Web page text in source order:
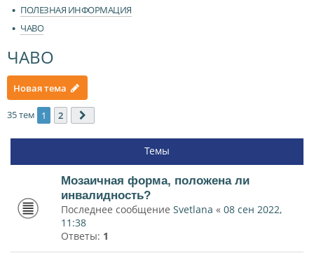
ПОЛЕЗНАЯ ИНФОРМАЦИЯ
ЧАВО
ЧАВО
Новая тема
35 тем 1 2
Темы
Мозаичная форма, положена ли
инвалидность?
Последнее сообщение Svetlana « 08 сен 2022,
11:38
Ответы: 1